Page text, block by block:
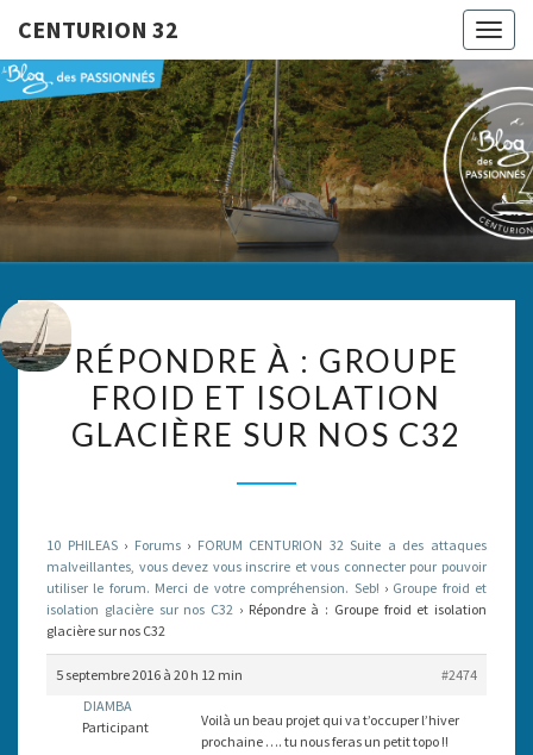
CENTURION 32
32
Le Blog
Des
Passionnés
À :
GROUPE
FROID
SUR
NOS
RÉPONDRE À : GROUPE
FROID ET ISOLATION
GLACIÈRE SUR NOS C32
10 PHILEAS › Forums › FORUM CENTURION 32 Suite a des attaques
malveillantes, vous devez vous inscrire et vous connecter pour pouvoir
utiliser le forum. Merci de votre compréhension. Seb! › Groupe froid et
isolation glacière sur nos C32 › Répondre à : Groupe froid et isolation
glacière sur nos C32
5 septembre 2016 à 20 h 12 min
#2474
DIAMBA
Participant
Voilà un beau projet qui va t’occuper l’hiver
prochaine …. tu nous feras un petit topo !!